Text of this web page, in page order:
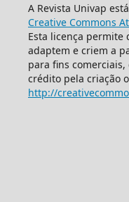
A Revista Univap
Creative Commons
Esta licença
adaptem e criem a
para fins
crédito pela criação
http://